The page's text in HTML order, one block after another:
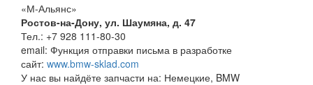
«М-Альянс»
Ростов-на-Дону, ул. Шаумяна, д. 47
Тел.: +7 928 111-80-30
email: Функция отправки письма в разработке
сайт: www.bmw-sklad.com
У нас вы найдёте запчасти на: Немецкие, BMW